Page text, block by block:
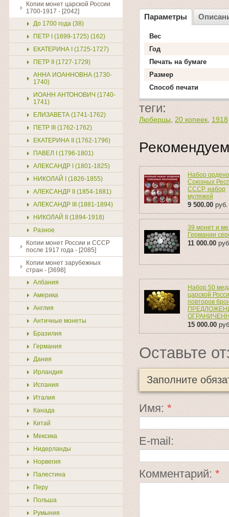
Копии монет царской России
1700-1917 - [2042]
До 1700 года (38)
ПЕТР I (1699-1725) (162)
ЕКАТЕРИНА I (1725-1727)
ПЕТР II (1727-1729)
АННА ИОАННОВНА (1730-
1740)
ИОАНН АНТОНОВИЧ (1740-
1741)
ЕЛИЗАВЕТА (1741-1762)
ПЕТР III (1762-1762)
ЕКАТЕРИНА II (1762-1796)
ПАВЕЛ I (1796-1801)
АЛЕКСАНДР I (1801-1825)
НИКОЛАЙ I (1826-1855)
АЛЕКСАНДР II (1854-1881)
АЛЕКСАНДР III (1881-1894)
НИКОЛАЙ II (1894-1918)
Разное
Копии монет России и СССР
после 1917 года - [2085]
Копии монет зарубежных
стран - [3698]
Албания
Америка
Англия
Античные монеты
Бразилия
Германия
Дания
Ирландия
Испания
Италия
Канада
Китай
Мексика
Нидерланды
Норвегия
Палестина
Перу
Польша
Румыния
Параметры
Вес
Год
Печать на бумаге
Размер
Способ печати
теги:
Люберцы 20 копеек 1918
Набор
Союзных
СССР, набор
муляжей
9 500.00 руб.
39 монет и
Германии
11 000.00
Набор 50
царской
повторов
15 000.00
Оставьте
Заполните
Имя: *
E-mail:
Комментарий: *